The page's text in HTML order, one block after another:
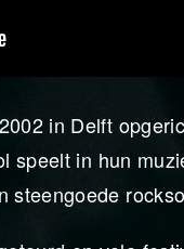
in Delft
speelt in hun
steengoede